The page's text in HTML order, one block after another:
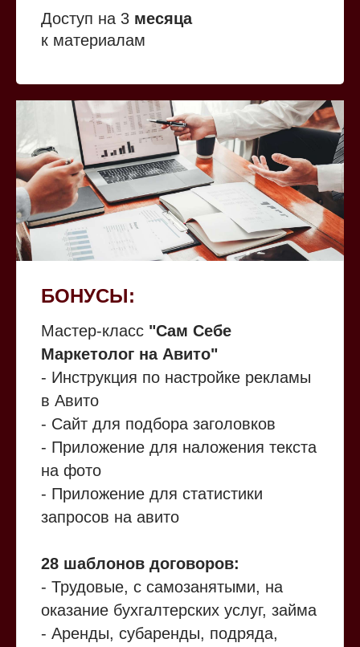
Доступ на 3 месяца
к материалам
БОНУСЫ:
Мастер-класс "Сам Себе
Маркетолог на Авито"
- Инструкция по настройке рекламы
в Авито
- Сайт для подбора заголовков
- Приложение для наложения текста
на фото
- Приложение для статистики
запросов на авито
28 шаблонов договоров:
- Трудовые, с самозанятыми, на
оказание бухгалтерских услуг, займа
- Аренды, субаренды, подряда,